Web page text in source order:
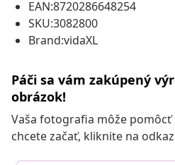
EAN:8720286648254
SKU:3082800
Brand:vidaXL
Páči sa vám zakúpený
obrázok!
Vaša fotografia môže pomôcť
chcete začať, kliknite na